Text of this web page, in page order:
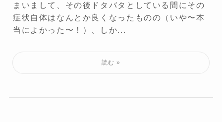
まいまして、その後ドタバタとしている間にその
症状自体はなんとか良くなったものの（いや〜本
当によかった〜！）、しか...